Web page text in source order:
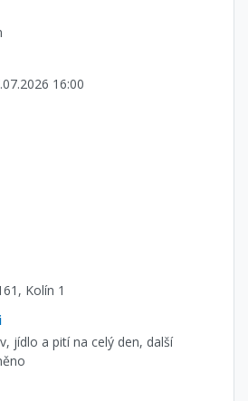
16:00
Kolín 1
jídlo a pití na celý den, další